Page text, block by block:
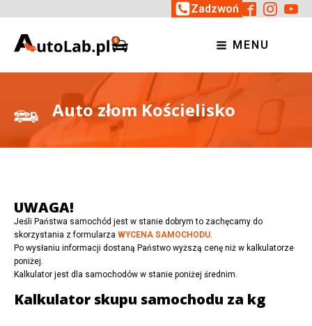
Zadzwoń
MENU
Auto złom Kościelisko
UWAGA!
Jeśli Państwa samochód jest w stanie dobrym to zachęcamy do
skorzystania z formularza WYCENA SAMOCHODU.
Po wysłaniu informacji dostaną Państwo wyższą cenę niż w kalkulatorze
poniżej.
Kalkulator jest dla samochodów w stanie poniżej średnim.
Kalkulator skupu samochodu za kg